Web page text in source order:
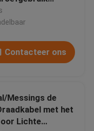
Contacteer ons
Messings de
met het
Lichte